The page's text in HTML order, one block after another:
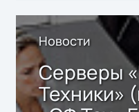
Новости
Серверы
Техники»